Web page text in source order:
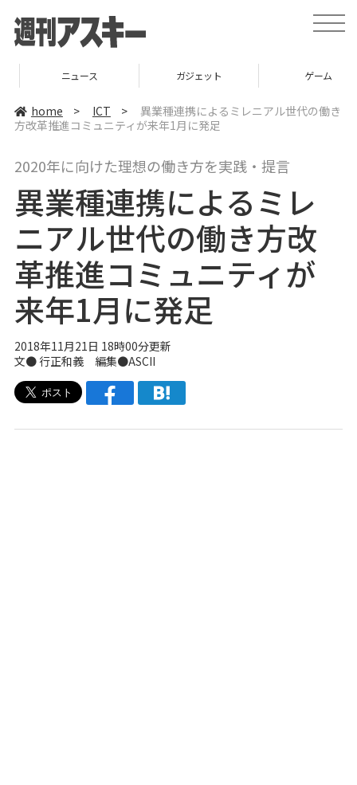
t
o
e
v
ニュース ガジェット ゲーム
home > ICT >
異業種連携によるミレニアル世代の働き
方改革推進コミュニティが来年1月に発足
2020年に向けた理想の働き方を実践・提言
異業種連携によるミレ
ニアル世代の働き方改
革推進コミュニティが
来年1月に発足
2018年11月21日 18時00分更新
文● 行正和義 編集●ASCII